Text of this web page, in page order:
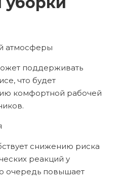
атмосферы
поддерживать
что будет
комфортной рабочей
снижению риска
реакций у
очередь повышает